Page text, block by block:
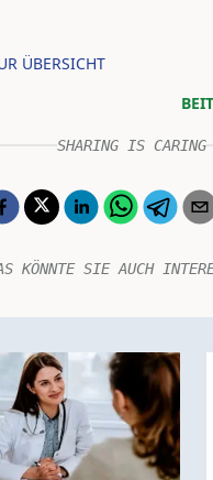
ÜBERSICHT
SHARING IS CARING
KÖNNTE SIE AUCH